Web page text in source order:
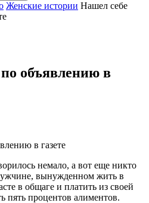
Женские истории Нашел себе
объявлению в
немало, а вот еще никто
вынужденном жить в
в общаге и платить из своей
пять процентов алиментов.